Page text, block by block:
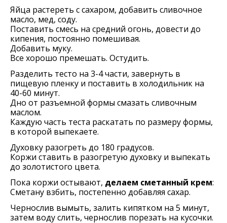
Яйца растереть с сахаром, добавить сливочное
масло, мед, соду.
Поставить смесь на средний огонь, довести до
кипения, постоянно помешивая.
Добавить муку.
Все хорошо премешать. Остудить.
Разделить тесто на 3-4 части, завернуть в
пищевую пленку и поставить в холодильник на
40-60 минут.
Дно от разъемной формы смазать сливочным
маслом.
Каждую часть теста раскатать по размеру формы,
в которой выпекаете.
Духовку разогреть до 180 градусов.
Коржи ставить в разогретую духовку и выпекать
до золотистого цвета.
Пока коржи остывают, делаем сметанный крем:
Сметану взбить, постепенно добавляя сахар.
Чернослив вымыть, залить кипятком на 5 минут,
затем воду слить, чернослив порезать на кусочки.